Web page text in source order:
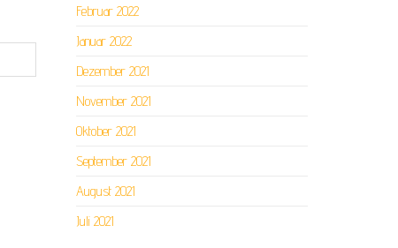
Februar 2022
Januar 2022
Dezember 2021
November 2021
Oktober 2021
September 2021
August 2021
Juli 2021